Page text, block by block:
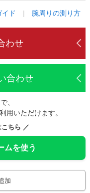
イド | 腕周りの測り方
わせ
合わせ
、
用いただけます。
ちら ／
ムを使う
加